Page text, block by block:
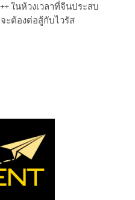
ในห้วงเวลาที่จีนประสบ
ะต้องต่อสู้กับไวรัส